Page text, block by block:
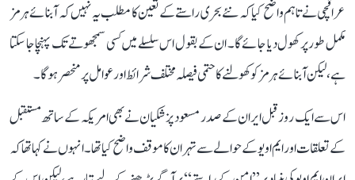
عراقچی نے تاہم واضح کیا کہ نئے بحری راستے کے تعین کا مطلب یہ نہیں کہ آبنائے ہرمز
مکمل طور پر کھول دیا جائے گا۔ ان کے بقول اس سلسلے میں کسی سمجھوتے تک پہنچا جا سکتا
ہے، لیکن آبنائے ہرمز کو کھولنے کا حتمی فیصلہ مختلف شرائط اور عوامل پر منحصر ہوگا۔
اس سے ایک روز قبل ایران کے صدر مسعود پزشکیان نے بھی امریکہ کے ساتھ مستقبل
کے تعلقات اور ایم او یو کے حوالے سے تہران کا موقف واضح کیا تھا۔ انہوں نے کہا تھا کہ